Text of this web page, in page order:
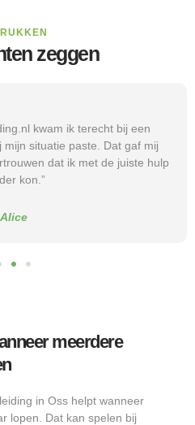
zeggen
kwam ik terecht bij een
situatie paste. Dat gaf mij
dat ik met de juiste hulp
kon.”
Alice
meerdere
in Oss helpt wanneer
lopen. Dat kan spelen bij